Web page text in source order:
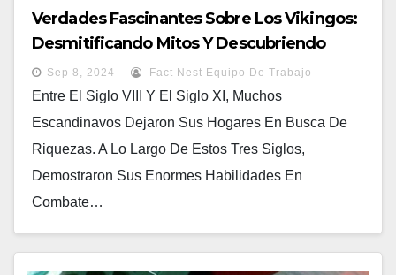
Verdades Fascinantes Sobre Los Vikingos:
Desmitificando Mitos Y Descubriendo
Datos Sorprendentes
Sep 8, 2024 Fact Nest Equipo De Trabajo
Entre El Siglo VIII Y El Siglo XI, Muchos
Escandinavos Dejaron Sus Hogares En Busca De
Riquezas. A Lo Largo De Estos Tres Siglos,
Demostraron Sus Enormes Habilidades En
Combate…